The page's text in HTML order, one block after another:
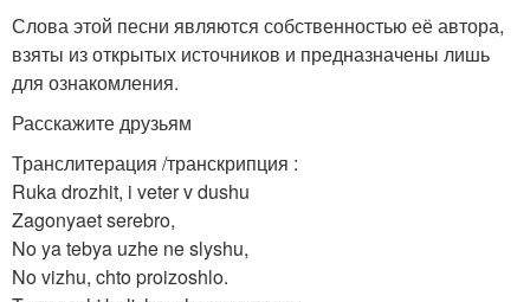
Слова этой песни являются собственностью её автора,
взяты из открытых источников и предназначены лишь
для ознакомления.
Расскажите друзьям
Транслитерация /транскрипция :
Ruka drozhit, i veter v dushu
Zagonyaet serebro,
No ya tebya uzhe ne slyshu,
No vizhu, chto proizoshlo.